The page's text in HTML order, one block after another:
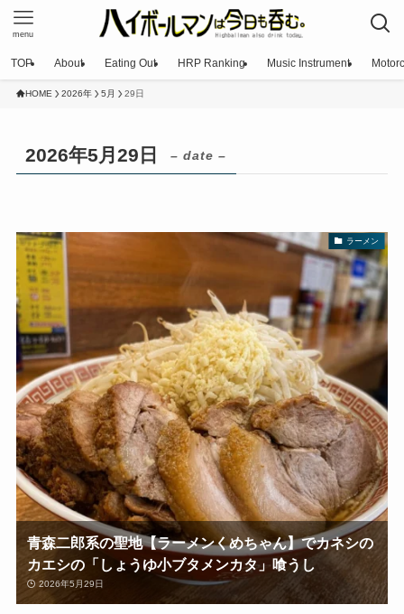
menu
TOP About Eating Out HRP Ranking Music Instrument
HOME 2026年 5月 29日
2026年5月29日 – date –
ラーメン
青森二郎系の聖地【ラーメンくめちゃん】でカネシの
カエシの「しょうゆ小ブタメンカタ」喰うし
2026年5月29日